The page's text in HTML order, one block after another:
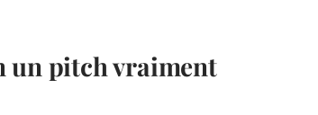
un pitch vraiment